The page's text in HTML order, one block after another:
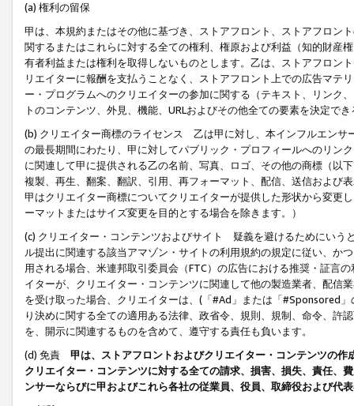
(a) 権利の留保
甲は、本規約またはその他に基づき、ストアフロント、ストアフロン
関するまたはこれらに対する全ての権利、権原および利益（知的財産
有者利益または権利を取得しないものとします。乙は、ストアフロン
リエイターに報酬を支払うことなく、ストアフロント上での広告マテ
ー・プログラムへのクリエイターの参加に関する（テキスト、リンク
トのコンテンツ、外見、機能、URLおよびその他全ての要素を決定で
(b) クリエイター商標のライセンス 乙は甲に対し、本インフルエンサ
の最長期間にわたり、甲に対してパブリック・プロフィールへのリン
に関連して甲に提供される乙の名前、写真、ロゴ、その他の商標（以
複製、再生、翻案、翻訳、引用、再フォーマット、配信、送信および
甲はクリエイター商標についてクリエイターが提供した形状から変更
ーマットまたはサイズ変更を目的とする場合を除きます。）
(c) クリエイター・コンテンツおよびサイト 疑義を避けるためにいう
ル提出に関連する該当アマゾン・サイトの利用規約の規定に従い、か
用される場合、米連邦取引委員会（FTC）の広告における推奨・証言
イターが、クリエイター・コンテンツに関連して他の製造業者、配信
を受け取った場合、クリエイターは、(「#Ad」または「#Sponsored
り決めに関する全ての適用ある法律、政省令、規則、規制、命令、許
を、開示に関連するものを含めて、遵守する責任も負います。
(d) 免責 甲は、ストアフロントおよびクリエイター・コンテンツの
クリエイター・コンテンツに対する全ての請求、損害、損失、責任、
ンサーならびに甲およびこれら各社の従業員、役員、取締役および代